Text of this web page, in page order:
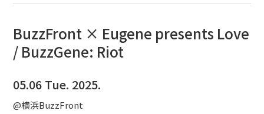
BuzzFront × Eugene presents Love
/ BuzzGene: Riot
05.06 Tue. 2025.
@横浜BuzzFront